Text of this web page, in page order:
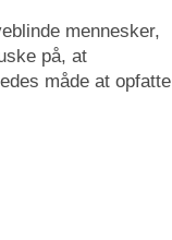
mennesker,
på, at
måde at opfatte